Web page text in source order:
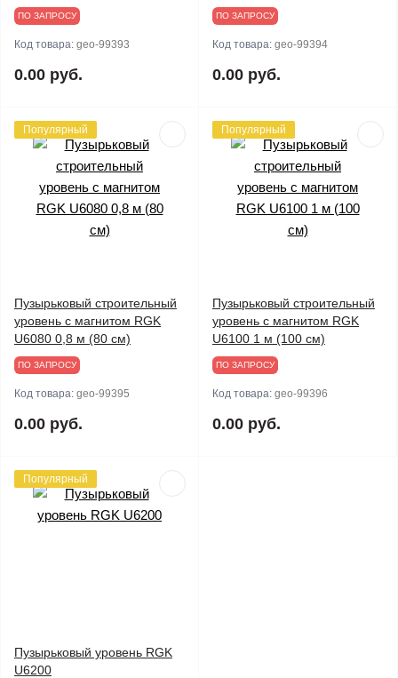
ПО ЗАПРОСУ
Код товара: geo-99393
0.00 руб.
ПО ЗАПРОСУ
Код товара: geo-99394
0.00 руб.
Популярный
Пузырьковый строительный
уровень с магнитом RGK
U6080 0,8 м (80 см)
ПО ЗАПРОСУ
Код товара: geo-99395
0.00 руб.
Популярный
Пузырьковый строительный
уровень с магнитом RGK
U6100 1 м (100 см)
ПО ЗАПРОСУ
Код товара: geo-99396
0.00 руб.
Популярный
Пузырьковый уровень RGK
U6200